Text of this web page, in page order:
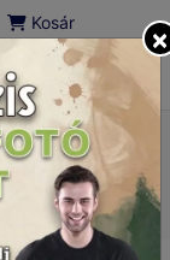
Kosár
×